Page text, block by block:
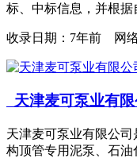
标、中标信息，并根
收录日期： 7年前 网
天津麦可泵业有限
天津麦可泵业有限公
构顶管专用泥泵、石